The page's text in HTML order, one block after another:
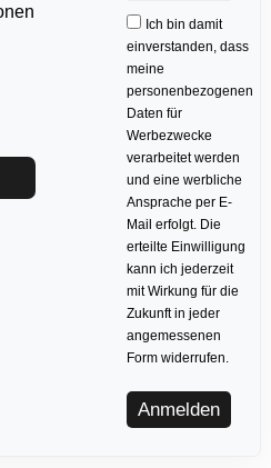
Ich bin damit
einverstanden, dass
meine
personenbezogenen
Daten für
Werbezwecke
verarbeitet werden
und eine werbliche
Ansprache per E-
Mail erfolgt. Die
erteilte Einwilligung
kann ich jederzeit
mit Wirkung für die
Zukunft in jeder
angemessenen
Form widerrufen.
Anmelden